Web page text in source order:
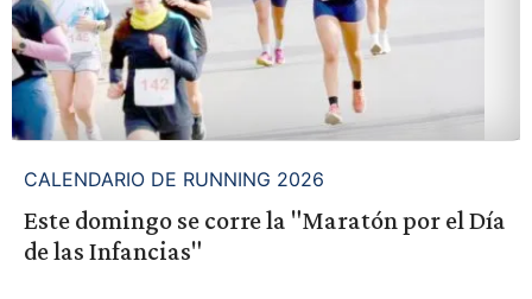
CALENDARIO DE RUNNING 2026
Este domingo se corre la "Maratón por el Día
de las Infancias"